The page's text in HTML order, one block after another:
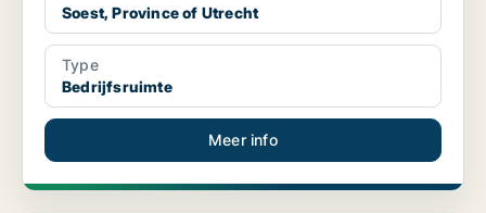
Soest, Province of Utrecht
Type
Bedrijfsruimte
Meer info